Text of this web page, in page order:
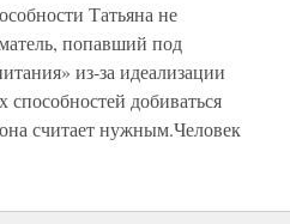
Татьяна не
попавший под
из-за идеализации
способностей добиваться
считает нужным.Человек